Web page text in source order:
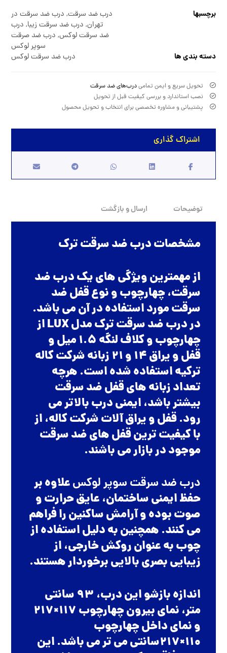
برچسبها درب ضد سرقت, درب ضد سرقت در
تهران, درب ضد سرقت زیبا, درب
ضد سرقت لوکس, درب ضد صرقت
سوپر لوکس
دسته بندی ها
درب ضد سرقت لوکس
تحویل سریع و ایمن تمامیدرب‌های ضد سرقت
نصب استاندارد و بررسی کیفیت قبل از تحویل
پشتیبانی و مشاوره تخصصی برای انتخاب و تحویل محصول
توضیحات ارسال و بازگشت
مشخصات درب ضد سرقت ترک
از مهمترین ویژگی های یک درب ضد
سرقت، چهارچوب و نوع قفل ضد
سرقت مورد استفاده در آن می باشد.
در درب ضد سرقت ترک مدل LUX از
چهارچوب و کلاف لنگه 1.5 میل و
قفل و یراق 14 و 21 زبانه شرکت کاله
ترکیه استفاده شده است. هرچه
تعداد زبانه های قفل ضد سرقت
بیشتر باشد، ایمنی درب بالاتر می
رود. قفل و یراق آلات شرکت کاله، از
با کیفیت ترین قفل های ضد سرقت
موجود در بازار می باشند.
درب ضد سرقت سوپر لوکسعلاوه بر
حفظ ایمنی ساختمان، عایق حرارت و
صوت بوده و آرامش ساکنین را فراهم
می کنند. همچنین به دلیل استفاده از
چوب به عنوان روکش خارجی، از
زیبایی بصری بالایی برخوردار هستند.
اندازه بازشو این درب، 93 سانتی
متر، نمای بیرون چهارچوب 117×217
و نمای داخل چهارچوب
110×217سانتی می تر می باشد. این